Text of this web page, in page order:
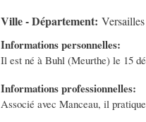
Ville - Département:
Informations personnelles:
Il est né à Buhl (Meurthe) le 15
Informations professionnelles:
Associé avec Manceau, il